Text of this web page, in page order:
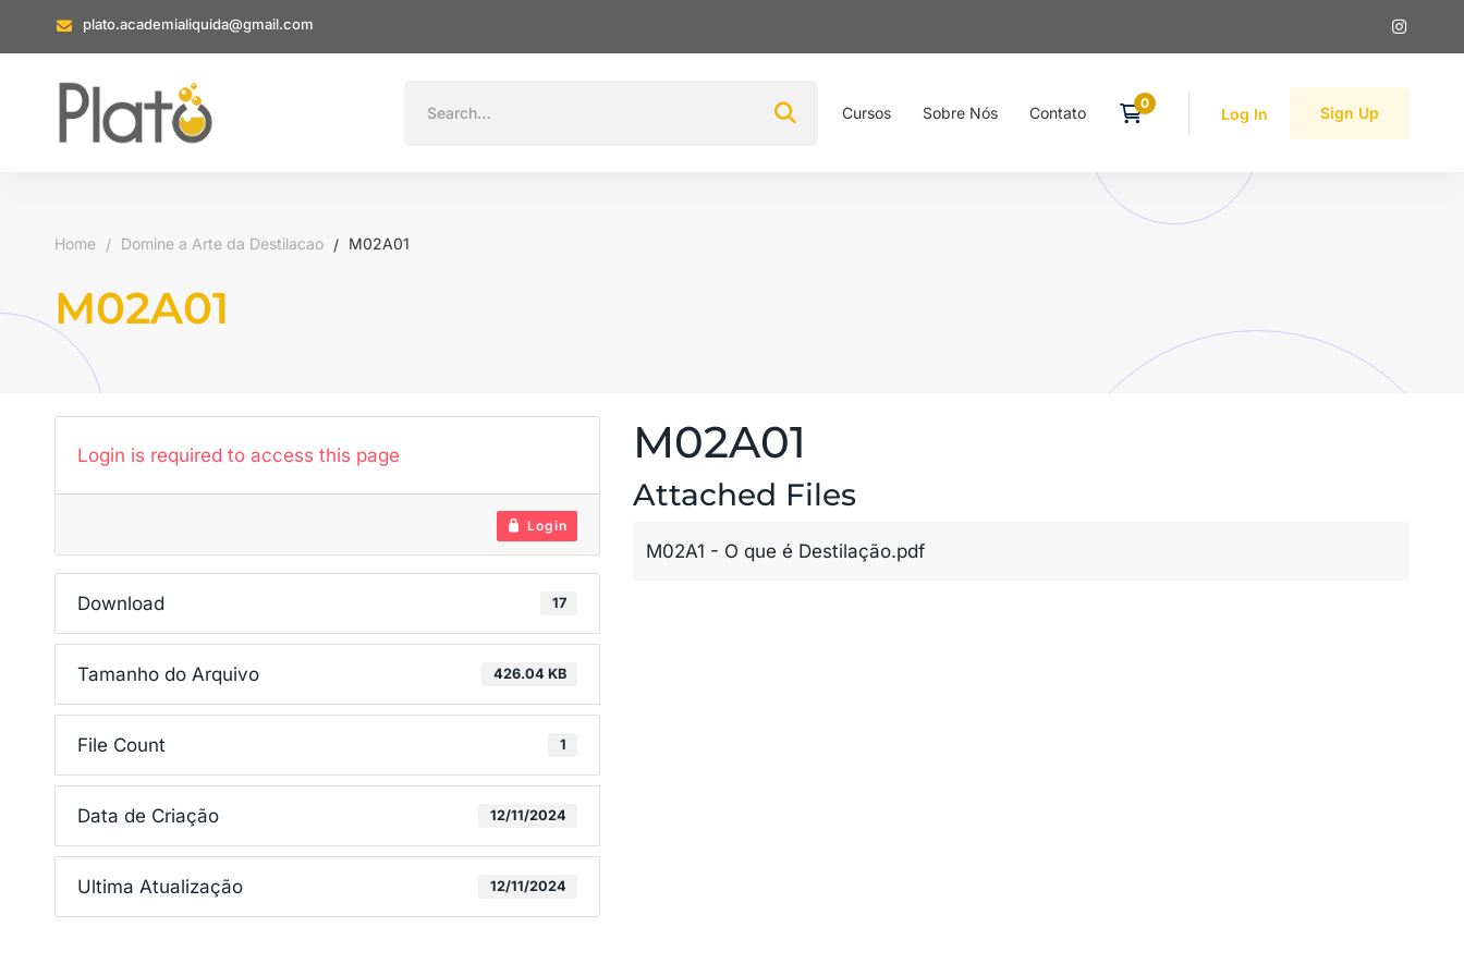
plato.academialiquida@gmail.com
Cursos Sobre Nós Contato Log In Sign Up
Home Domine a Arte da Destilacao M02A01
M02A01
Login is required to access this page
Login
Download 17
Tamanho do Arquivo 426.04 KB
File Count 1
Data de Criação 12/11/2024
Ultima Atualização 12/11/2024
M02A01
Attached Files
M02A1 - O que é Destilação.pdf